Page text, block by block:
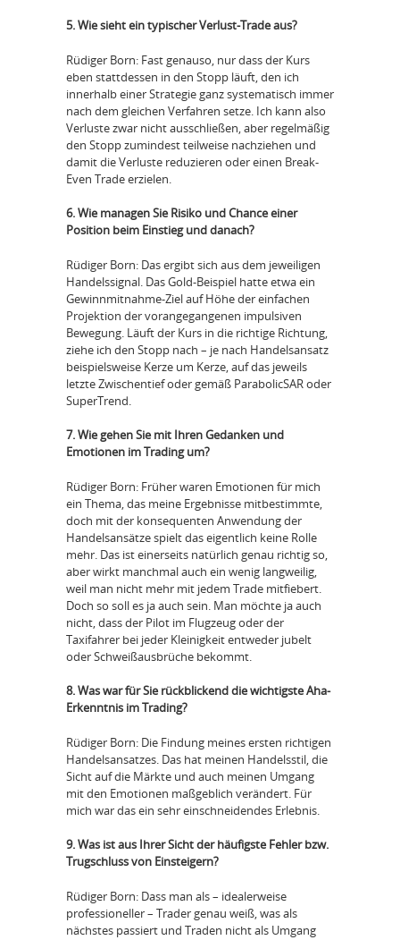
5. Wie sieht ein typischer Verlust-Trade aus?
Rüdiger Born: Fast genauso, nur dass der Kurs
eben stattdessen in den Stopp läuft, den ich
innerhalb einer Strategie ganz systematisch immer
nach dem gleichen Verfahren setze. Ich kann also
Verluste zwar nicht ausschließen, aber regelmäßig
den Stopp zumindest teilweise nachziehen und
damit die Verluste reduzieren oder einen Break-
Even Trade erzielen.
6. Wie managen Sie Risiko und Chance einer
Position beim Einstieg und danach?
Rüdiger Born: Das ergibt sich aus dem jeweiligen
Handelssignal. Das Gold-Beispiel hatte etwa ein
Gewinnmitnahme-Ziel auf Höhe der einfachen
Projektion der vorangegangenen impulsiven
Bewegung. Läuft der Kurs in die richtige Richtung,
ziehe ich den Stopp nach – je nach Handelsansatz
beispielsweise Kerze um Kerze, auf das jeweils
letzte Zwischentief oder gemäß ParabolicSAR oder
SuperTrend.
7. Wie gehen Sie mit Ihren Gedanken und
Emotionen im Trading um?
Rüdiger Born: Früher waren Emotionen für mich
ein Thema, das meine Ergebnisse mitbestimmte,
doch mit der konsequenten Anwendung der
Handelsansätze spielt das eigentlich keine Rolle
mehr. Das ist einerseits natürlich genau richtig so,
aber wirkt manchmal auch ein wenig langweilig,
weil man nicht mehr mit jedem Trade mitfiebert.
Doch so soll es ja auch sein. Man möchte ja auch
nicht, dass der Pilot im Flugzeug oder der
Taxifahrer bei jeder Kleinigkeit entweder jubelt
oder Schweißausbrüche bekommt.
8. Was war für Sie rückblickend die wichtigste Aha-
Erkenntnis im Trading?
Rüdiger Born: Die Findung meines ersten richtigen
Handelsansatzes. Das hat meinen Handelsstil, die
Sicht auf die Märkte und auch meinen Umgang
mit den Emotionen maßgeblich verändert. Für
mich war das ein sehr einschneidendes Erlebnis.
9. Was ist aus Ihrer Sicht der häufigste Fehler bzw.
Trugschluss von Einsteigern?
Rüdiger Born: Dass man als – idealerweise
professioneller – Trader genau weiß, was als
nächstes passiert und Traden nicht als Umgang